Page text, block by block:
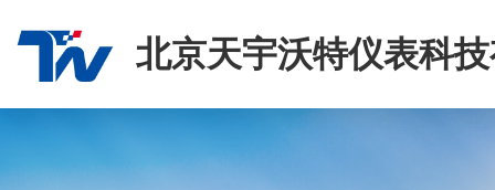
北京天宇沃特仪表科
司